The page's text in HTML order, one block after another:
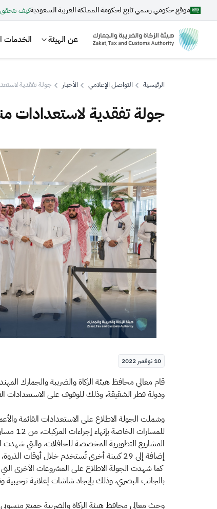
موقع حكومي رسمي تابع لحكومة المملكة العربية السعوديةكيف تتحقق
عن الهيئة الخدمات
بحث
اقتراحات
الزكاة الجمارك ضريبة القيمة
الرئيسية التواصل الإعلامي الأخبار جولة تفقدية
جولة تفقدية لاستعدادات
10 نوفمبر 2022
​​قام معالي محافظ هيئة الزكاة والضريبة والجمارك
ودولة قطر الشقيقة، وذلك للوقوف على الاستعدادات
وشملت الجولة الاطلاع على الاستعدادات القائمة
إضافة إلى 29 كبينة أخرى تُستخدم خلال أوقات الذروة، مع رفع الطاقة الاستيعابية في منطقة المغادرة للحافلات من 10 كبائن إلى 30 كبينة.
كما شهدت الجولة الاطلاع على المشروعات الأخرى التي
بالجانب البصري، وذلك بإيجاد شاشات إعلانية ترحيبية
وحث معالي محافظ هيئة الزكاة والضريبة جميع